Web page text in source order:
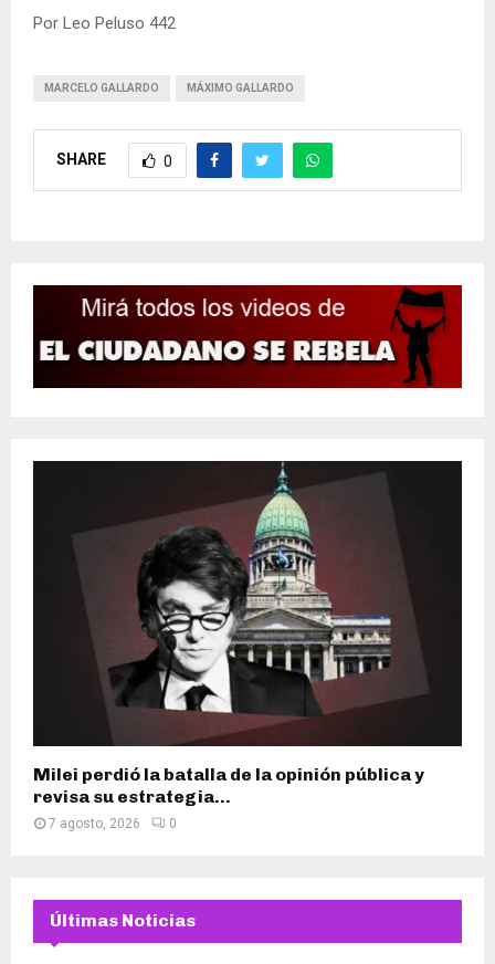
Por Leo Peluso 442
MARCELO GALLARDO MÁXIMO GALLARDO
SHARE 0
Milei perdió la batalla de la opinión pública y
revisa su estrategia...
7 agosto, 2026 0
Últimas Noticias